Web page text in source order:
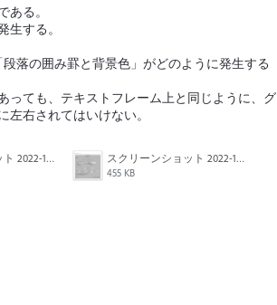
る。
する。
落の囲み罫と背景色」がどのように発生する
っても、テキストフレーム上と同じように、グ
右されてはいけない。
スクリーンショット 2022-10-18 20.39.33.png スクリーンショット 2022-10-18 20.39.18.png
455 KB